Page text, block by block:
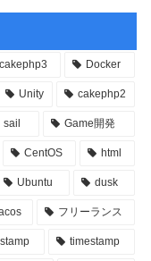
cakephp3 Docker
Unity cakephp2
sail Game開発
CentOS html
Ubuntu dusk
フリーランス
timestamp